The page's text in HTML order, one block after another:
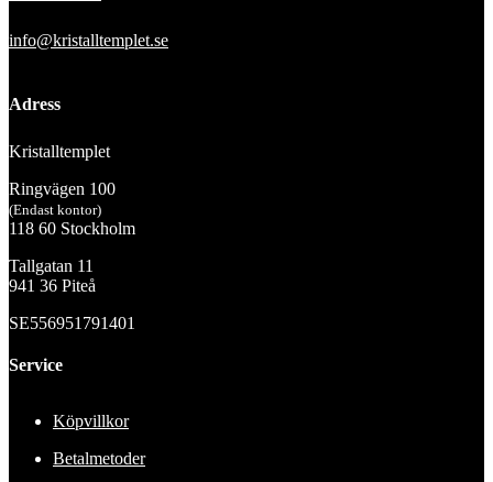
info@kristalltemplet.se
Adress
Kristalltemplet
Ringvägen 100
(Endast kontor)
118 60 Stockholm
Tallgatan 11
941 36 Piteå
SE556951791401
Service
Köpvillkor
Betalmetoder